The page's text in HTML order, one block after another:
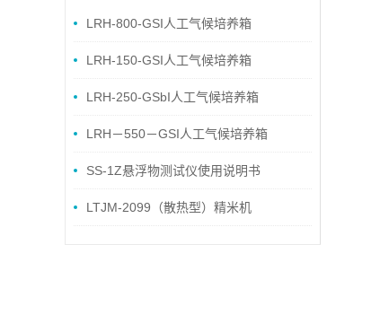
LRH-800-GSI人工气候培养箱
LRH-150-GSI人工气候培养箱
LRH-250-GSbI人工气候培养箱
LRH－550－GSI人工气候培养箱
SS-1Z悬浮物测试仪使用说明书
LTJM-2099（散热型）精米机